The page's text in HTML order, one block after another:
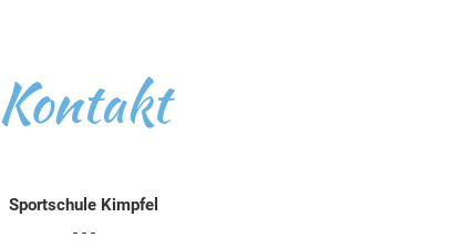
Kontakt
Sportschule Kimpfel
- - -